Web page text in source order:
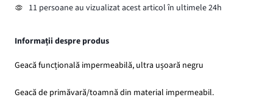
11 persoane au vizualizat acest articol în ultimele 24h
Informații despre produs
Geacă funcțională impermeabilă, ultra ușoară negru
Geacă de primăvară/toamnă din material impermeabil.